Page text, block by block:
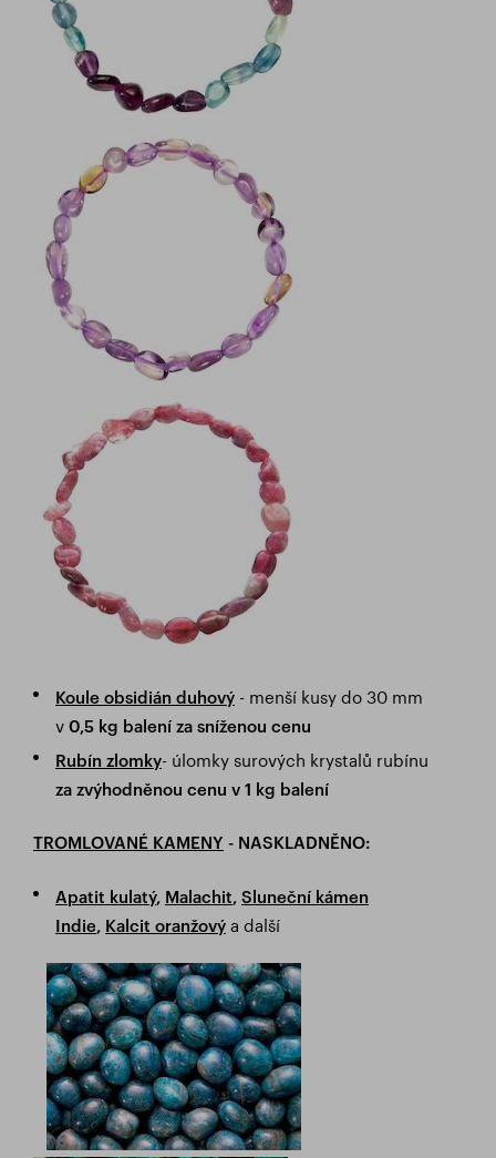
Koule obsidián duhový - menší kusy do 30 mm
v 0,5 kg balení za sníženou cenu
Rubín zlomky- úlomky surových krystalů rubínu
za zvýhodněnou cenu v 1 kg balení
TROMLOVANÉ KAMENY - NASKLADNĚNO:
Apatit kulatý, Malachit, Sluneční kámen
Indie, Kalcit oranžový a další